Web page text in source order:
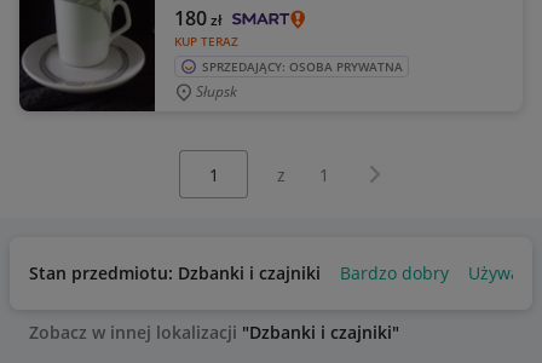
KUP TERAZ
180zł
SPRZEDAJĄCY: OSOBA PRYWATNA
Słupsk
z 1 Następna strona
Stan przedmiotu: Dzbanki i czajniki Bardzo dobry Używany
Zobacz w innej lokalizacji "Dzbanki i czajniki"